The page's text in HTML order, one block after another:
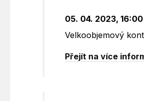
05. 04. 2023,
Velkoobjemový
Přejít na více